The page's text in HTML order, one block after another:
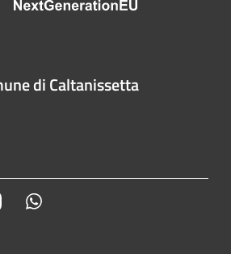
di Caltanissetta
Instagram